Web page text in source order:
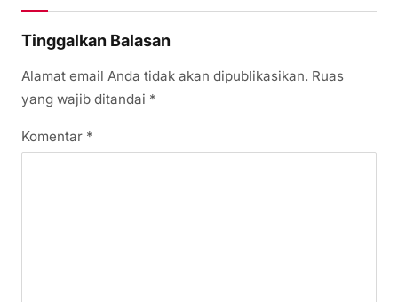
Tinggalkan Balasan
Alamat email Anda tidak akan dipublikasikan. Ruas
yang wajib ditandai *
Komentar *